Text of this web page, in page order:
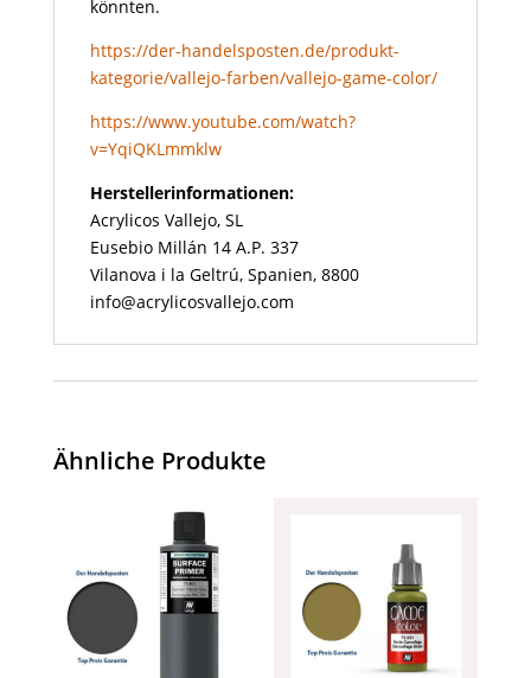
könnten.
https://der-handelsposten.de/produkt-
kategorie/vallejo-farben/vallejo-game-color/
https://www.youtube.com/watch?
v=YqiQKLmmklw
Herstellerinformationen:
Acrylicos Vallejo, SL
Eusebio Millán 14 A.P. 337
Vilanova i la Geltrú, Spanien, 8800
info@acrylicosvallejo.com
Ähnliche Produkte